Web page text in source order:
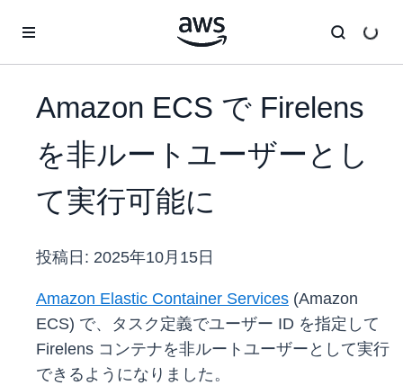
Amazon ECS で Firelens
を非ルートユーザーとし
て実行可能に
投稿日: 2025年10月15日
Amazon Elastic Container Services (Amazon
ECS) で、タスク定義でユーザー ID を指定して
Firelens コンテナを非ルートユーザーとして実行
できるようになりました。